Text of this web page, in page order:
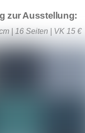
zur Ausstellung:
| 16 Seiten | VK 15 €